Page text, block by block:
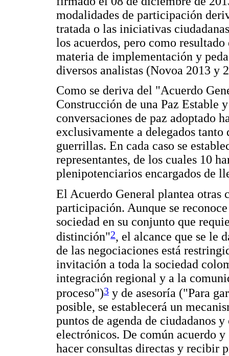
modalidades de participación
tratada o las iniciativas
los acuerdos, pero como resultado
materia de implementación y
diversos analistas (Novoa 2013 y
Como se deriva del "Acuerdo
Construcción de una Paz Estable
conversaciones de paz adoptado
exclusivamente a delegados
guerrillas. En cada caso se
representantes, de los cuales 10
plenipotenciarios encargados de
El Acuerdo General plantea otras
participación. Aunque se
sociedad en su conjunto que
distinción"2, el alcance que se le
de las negociaciones está
invitación a toda la sociedad
integración regional y a la
proceso")3 y de asesoría ("Para
posible, se establecerá un
puntos de agenda de ciudadanos
electrónicos. De común acuerdo
hacer consultas directas y recibir